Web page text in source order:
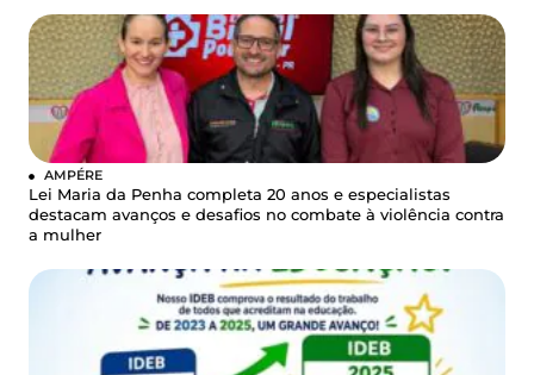
AMPÉRE
Lei Maria da Penha completa 20 anos e especialistas
destacam avanços e desafios no combate à violência contra
a mulher